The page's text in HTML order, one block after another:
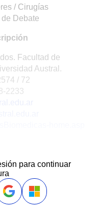
/ Cirugías
de Debate
Facultad de
Austral.
/ 72
2233
para continuar